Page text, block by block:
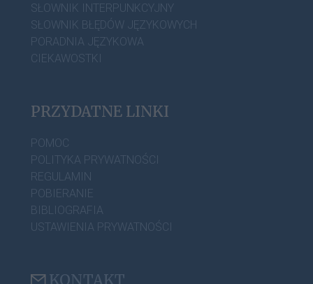
SŁOWNIK INTERPUNKCYJNY
SŁOWNIK BŁĘDÓW JĘZYKOWYCH
PORADNIA JĘZYKOWA
CIEKAWOSTKI
PRZYDATNE LINKI
POMOC
POLITYKA PRYWATNOŚCI
REGULAMIN
POBIERANIE
BIBLIOGRAFIA
USTAWIENIA PRYWATNOŚCI